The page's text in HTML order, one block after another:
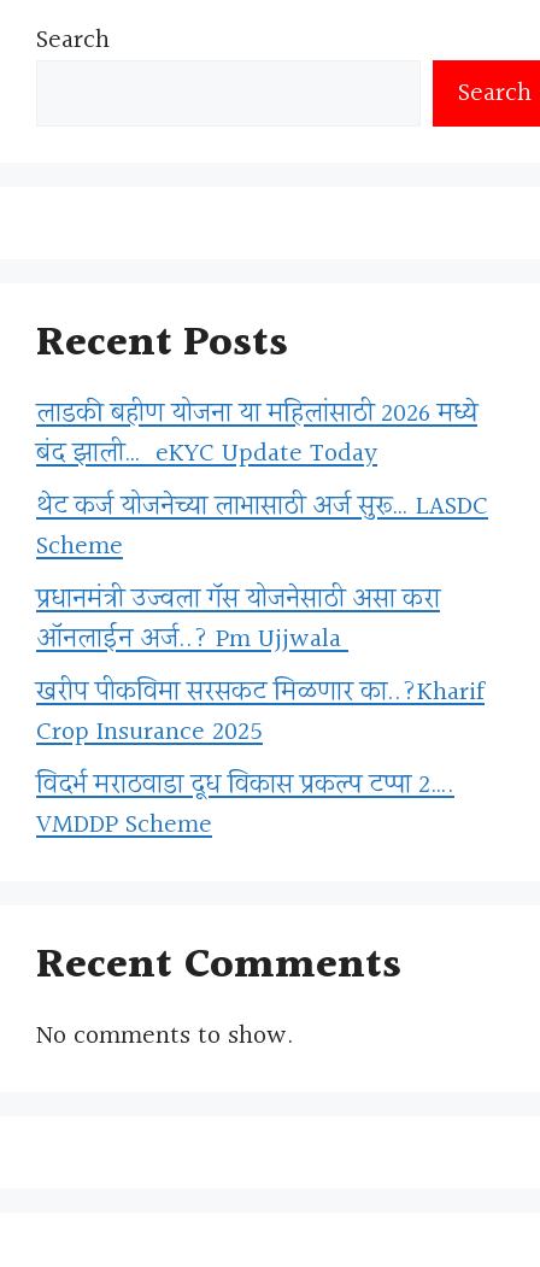
Search
Search
Recent Posts
लाडकी बहीण योजना या महिलांसाठी 2026 मध्ये
बंद झाली… eKYC Update Today
थेट कर्ज योजनेच्या लाभासाठी अर्ज सुरू… LASDC
Scheme
प्रधानमंत्री उज्वला गॅस योजनेसाठी असा करा
ऑनलाईन अर्ज..? Pm Ujjwala
खरीप पीकविमा सरसकट मिळणार का..?Kharif
Crop Insurance 2025
विदर्भ मराठवाडा दूध विकास प्रकल्प टप्पा 2….
VMDDP Scheme
Recent Comments
No comments to show.